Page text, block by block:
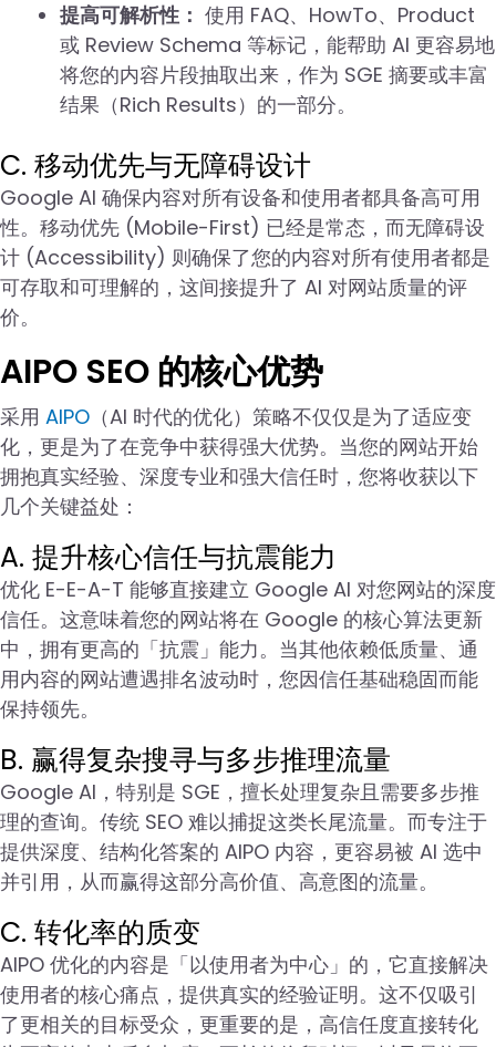
提高可解析性： 使用 FAQ、HowTo、Product
或 Review Schema 等标记，能帮助 AI 更容易地
将您的内容片段抽取出来，作为 SGE 摘要或丰富
结果（Rich Results）的一部分。
C. 移动优先与无障碍设计
Google AI 确保内容对所有设备和使用者都具备高可用
性。移动优先 (Mobile-First) 已经是常态，而无障碍设
计 (Accessibility) 则确保了您的内容对所有使用者都是
可存取和可理解的，这间接提升了 AI 对网站质量的评
价。
AIPO SEO 的核心优势
采用 AIPO （AI 时代的优化）策略不仅仅是为了适应变
化，更是为了在竞争中获得强大优势。当您的网站开始
拥抱真实经验、深度专业和强大信任时，您将收获以下
几个关键益处：
A. 提升核心信任与抗震能力
优化 E-E-A-T 能够直接建立 Google AI 对您网站的深度
信任。这意味着您的网站将在 Google 的核心算法更新
中，拥有更高的「抗震」能力。当其他依赖低质量、通
用内容的网站遭遇排名波动时，您因信任基础稳固而能
保持领先。
B. 赢得复杂搜寻与多步推理流量
Google AI，特别是 SGE，擅长处理复杂且需要多步推
理的查询。传统 SEO 难以捕捉这类长尾流量。而专注于
提供深度、结构化答案的 AIPO 内容，更容易被 AI 选中
并引用，从而赢得这部分高价值、高意图的流量。
C. 转化率的质变
AIPO 优化的内容是「以使用者为中心」的，它直接解决
使用者的核心痛点，提供真实的经验证明。这不仅吸引
了更相关的目标受众，更重要的是，高信任度直接转化